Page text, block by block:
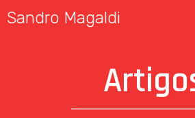
Sandro Magaldi